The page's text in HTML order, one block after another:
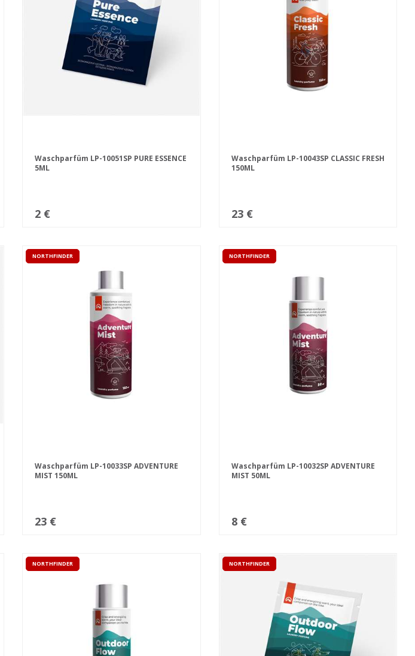
Waschparfüm LP-10051SP PURE ESSENCE
5ML
2 €
Waschparfüm LP-10043SP CLASSIC FRESH
150ML
23 €
NORTHFINDER
Waschparfüm LP-10033SP ADVENTURE
MIST 150ML
23 €
NORTHFINDER
Waschparfüm LP-10032SP ADVENTURE
MIST 50ML
8 €
NORTHFINDER NORTHFINDER